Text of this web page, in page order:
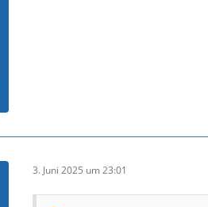
3. Juni 2025 um 23:01